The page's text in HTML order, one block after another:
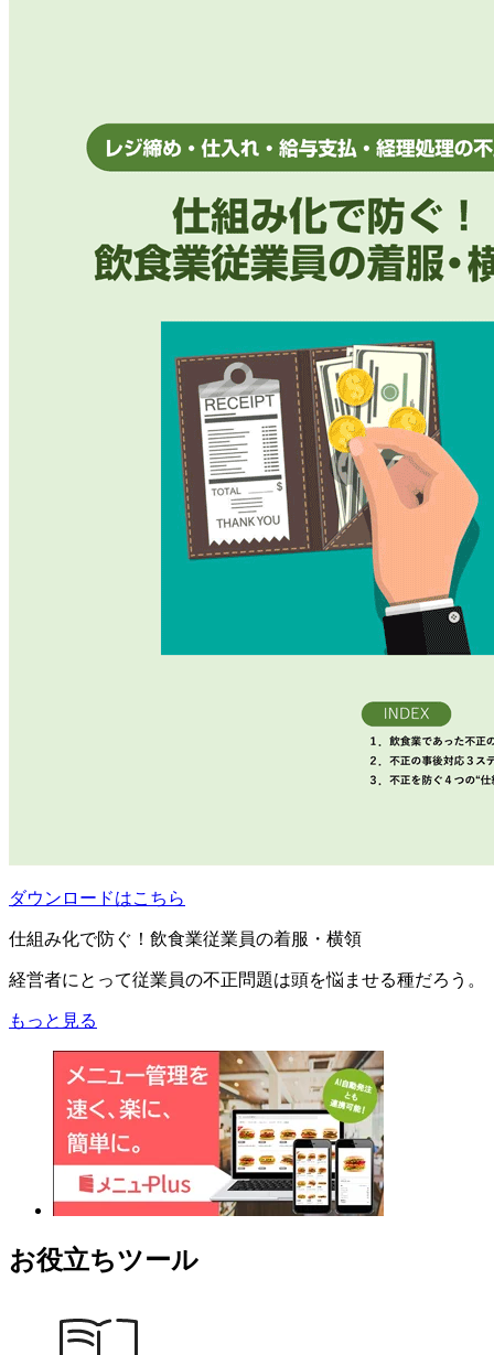
ダウンロードはこちら
仕組み化で防ぐ！飲食業従業員の着服・横領
経営者にとって従業員の不正問題は頭を悩ませる種だろう。
もっと見る
お役立ちツール